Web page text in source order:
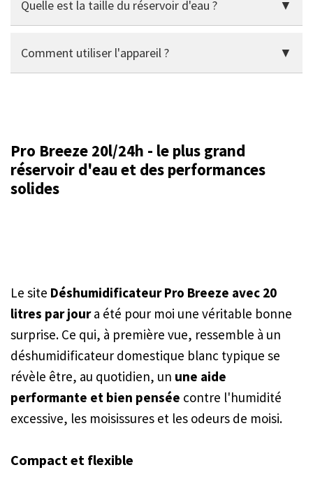
de moins de 30 m², la puissance est surdimensionnée
Quelle est la taille du réservoir d'eau ?
continu. Alternativement, le tuyau peut être utilisé pour
Comment utiliser l'appareil ?
Pro Breeze 20l/24h - le plus grand
réservoir d'eau et des performances
solides
Le site Déshumidificateur Pro Breeze avec 20
litres par joura été pour moi une véritable bonne
surprise. Ce qui, à première vue, ressemble à un
déshumidificateur domestique blanc typique se
révèle être, au quotidien, un une aide
performante et bien pensée contre l'humidité
excessive, les moisissures et les odeurs de moisi.
Compact et flexible